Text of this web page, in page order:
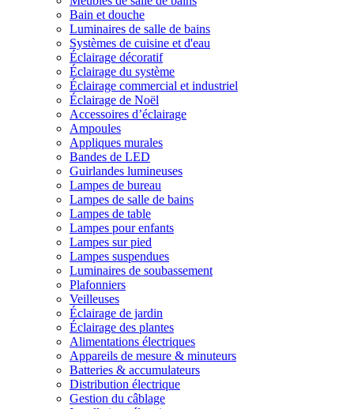
Bain et douche
Luminaires de salle de bains
Systèmes de cuisine et d'eau
Éclairage décoratif
Éclairage du système
Éclairage commercial et industriel
Éclairage de Noël
Accessoires d’éclairage
Ampoules
Appliques murales
Bandes de LED
Guirlandes lumineuses
Lampes de bureau
Lampes de salle de bains
Lampes de table
Lampes pour enfants
Lampes sur pied
Lampes suspendues
Luminaires de soubassement
Plafonniers
Veilleuses
Éclairage de jardin
Éclairage des plantes
Alimentations électriques
Appareils de mesure & minuteurs
Batteries & accumulateurs
Distribution électrique
Gestion du câblage